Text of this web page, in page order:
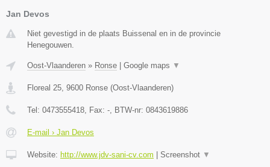
Jan Devos
Niet gevestigd in de plaats Buissenal en in de provincie
Henegouwen.
Oost-Vlaanderen » Ronse Google maps ▼
Floreal 25 9600 Ronse (Oost-Vlaanderen)
Tel: 0473555418 , Fax: - , BTW-nr: 0843619886
E-mail › Jan Devos
Website: http://www.jdv-sani-cv.com Screenshot ▼